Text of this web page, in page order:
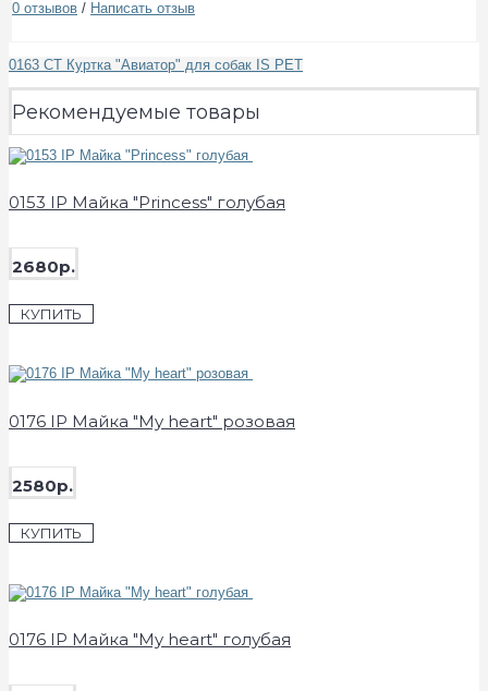
0 отзывов / Написать отзыв
0163 CT Куртка "Авиатор" для собак IS PET
Рекомендуемые товары
0153 IP Майка "Princess" голубая
2680р.
КУПИТЬ
0176 IP Майка "My heart" розовая
2580р.
КУПИТЬ
0176 IP Майка "My heart" голубая